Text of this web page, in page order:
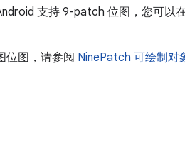
支持 9-patch 位图，您可以
位图，请参阅 NinePatch 可绘制对